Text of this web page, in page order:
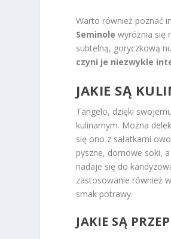
Warto również poznać
Seminole wyróżnia się
subtelną, goryczkową
czyni je niezwykle
JAKIE SĄ
Tangelo, dzięki
kulinarnym. Można
się ono z sałatkami
pyszne, domowe soki,
nadaje się do
zastosowanie również
smak potrawy.
JAKIE SĄ